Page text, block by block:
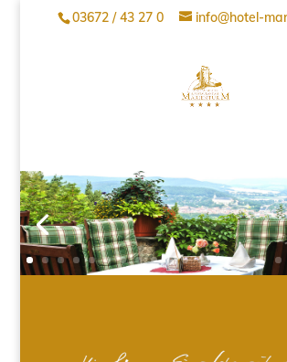
03672 / 43 27 0 info@hotel-